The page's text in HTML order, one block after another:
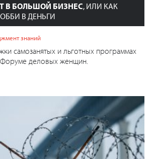
В БОЛЬШОЙ БИЗНЕС, ИЛИ КАК
В ДЕНЬГИ
знаний
самозанятых и льготных программах
Форуме деловых женщин.